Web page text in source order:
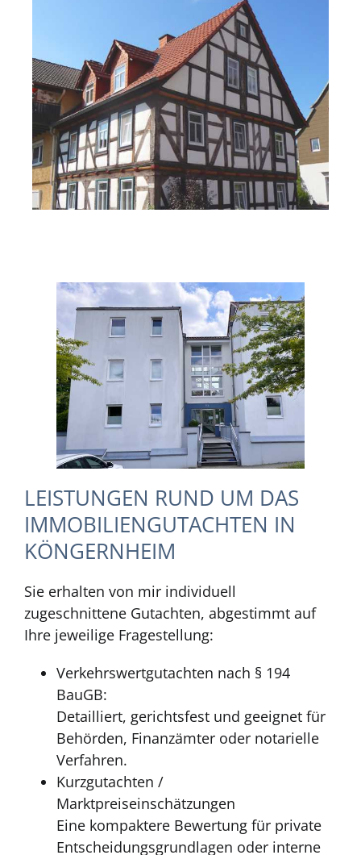
LEISTUNGEN RUND UM DAS
IMMOBILIENGUTACHTEN IN
KÖNGERNHEIM
Sie erhalten von mir individuell
zugeschnittene Gutachten, abgestimmt auf
Ihre jeweilige Fragestellung:
Verkehrswertgutachten nach § 194
BauGB:
Detailliert, gerichtsfest und geeignet für
Behörden, Finanzämter oder notarielle
Verfahren.
Kurzgutachten /
Marktpreiseinschätzungen
Eine kompaktere Bewertung für private
Entscheidungsgrundlagen oder interne